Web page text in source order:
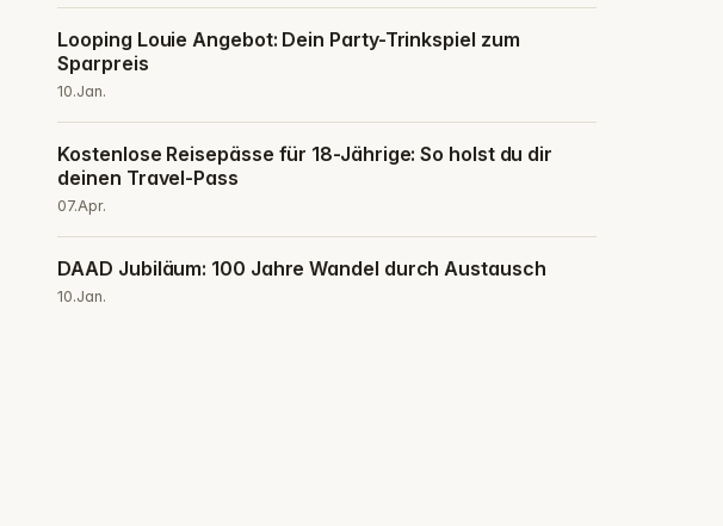
Looping Louie Angebot: Dein Party-Trinkspiel zum
Sparpreis
10.Jan.
Kostenlose Reisepässe für 18-Jährige: So holst du dir
deinen Travel-Pass
07.Apr.
DAAD Jubiläum: 100 Jahre Wandel durch Austausch
10.Jan.